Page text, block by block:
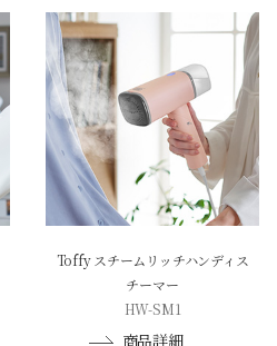
Toffy スチームリッチハンディス
チーマー
HW-SM1
商品詳細